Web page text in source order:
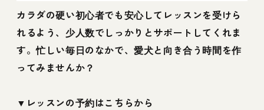
カラダの硬い初心者でも安心してレッスンを受けら
れるよう、少人数でしっかりとサポートしてくれま
す。忙しい毎日のなかで、愛犬と向き合う時間を作
ってみませんか？
▼レッスンの予約はこちらから